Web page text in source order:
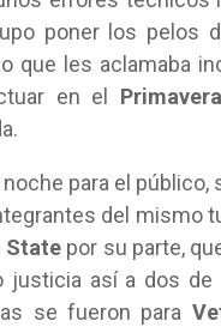
poner los pelos
que les aclamaba
en el
para el público,
del mismo
State por su parte,
así a dos de
se fueron para